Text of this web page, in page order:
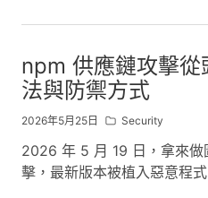
npm 供應鏈攻擊從
法與防禦方式
2026年5月25日 Security
2026 年 5 月 19 日，拿來
擊，最新版本被植入惡意程式